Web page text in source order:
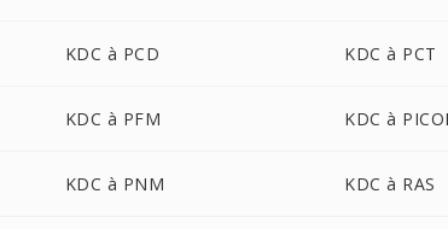
KDC à PCD KDC à PCT
KDC à PFM KDC à
KDC à PNM KDC à RAS